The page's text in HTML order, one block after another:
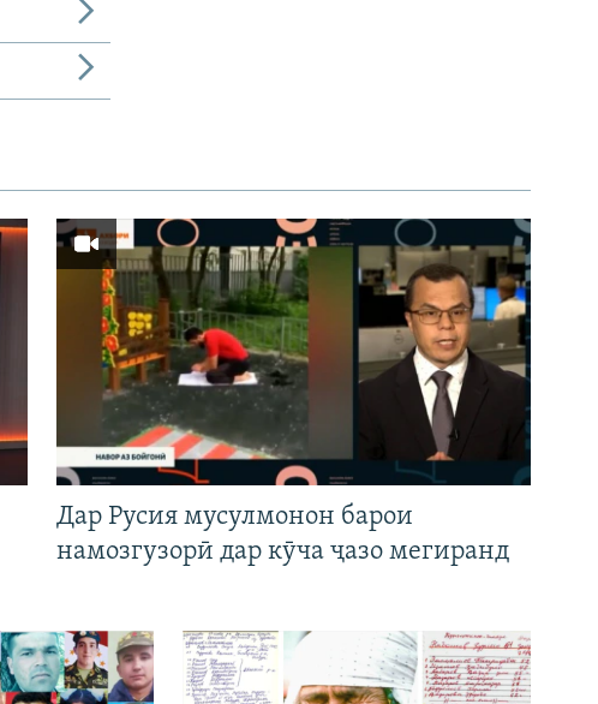
Дар Русия мусулмонон барои
намозгузорӣ дар кӯча ҷазо мегиранд